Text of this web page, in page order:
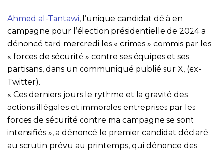
Ahmed al-Tantawi, l’unique candidat déjà en
campagne pour l’élection présidentielle de 2024 a
dénoncé tard mercredi les « crimes » commis par les
« forces de sécurité » contre ses équipes et ses
partisans, dans un communiqué publié sur X, (ex-
Twitter).
« Ces derniers jours le rythme et la gravité des
actions illégales et immorales entreprises par les
forces de sécurité contre ma campagne se sont
intensifiés », a dénoncé le premier candidat déclaré
au scrutin prévu au printemps, qui dénonce des